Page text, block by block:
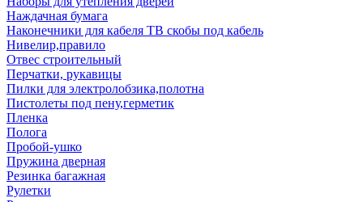
Наждачная бумага
Наконечники для кабеля ТВ скобы под кабель
Нивелир,правило
Отвес строительный
Перчатки, рукавицы
Пилки для электролобзика,полотна
Пистолеты под пену,герметик
Пленка
Полога
Пробой-ушко
Пружина дверная
Резинка багажная
Рулетки